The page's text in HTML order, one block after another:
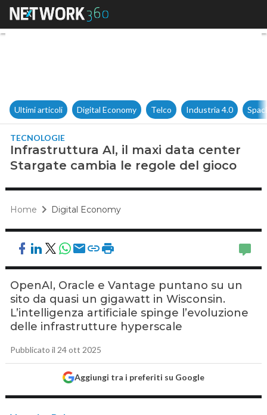
Infrastruttura AI, il maxi data
Ultimi articoli Digital Economy Telco Industria 4.0
TECNOLOGIE
Infrastruttura AI, il maxi data center
Stargate cambia le regole del gioco
Home Digital Economy
OpenAI, Oracle e Vantage puntano su un
sito da quasi un gigawatt in Wisconsin.
L’intelligenza artificiale spinge l’evoluzione
delle infrastrutture hyperscale
Pubblicato il 24 ott 2025
Aggiungi tra i preferiti su Google